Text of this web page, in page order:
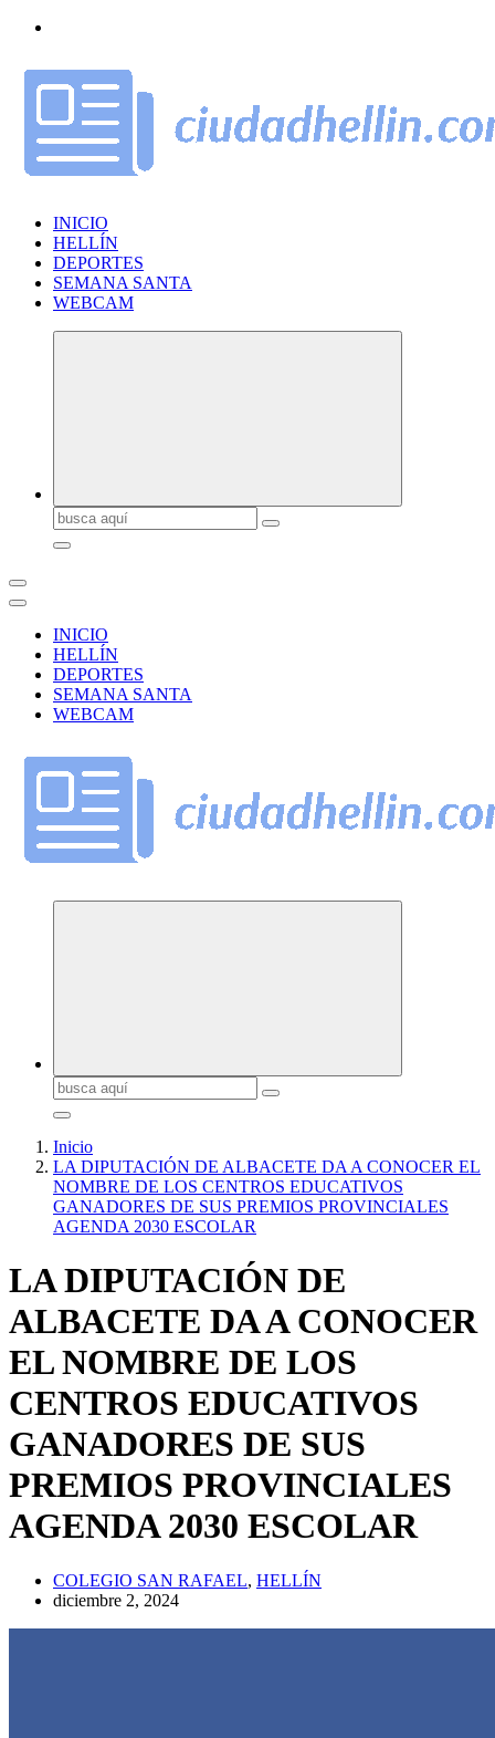
Saltar
contenido
INICIO
HELLÍN
DEPORTES
SEMANA SANTA
WEBCAM
Buscar:
INICIO
HELLÍN
DEPORTES
SEMANA SANTA
WEBCAM
Buscar:
Inicio
LA DIPUTACIÓN DE ALBACETE DA A CONOCER EL
NOMBRE DE LOS CENTROS EDUCATIVOS
GANADORES DE SUS PREMIOS PROVINCIALES
AGENDA 2030 ESCOLAR
LA DIPUTACIÓN DE
ALBACETE DA A CONOCER
EL NOMBRE DE LOS
CENTROS EDUCATIVOS
GANADORES DE SUS
PREMIOS PROVINCIALES
AGENDA 2030 ESCOLAR
COLEGIO SAN RAFAEL, HELLÍN
diciembre 2, 2024